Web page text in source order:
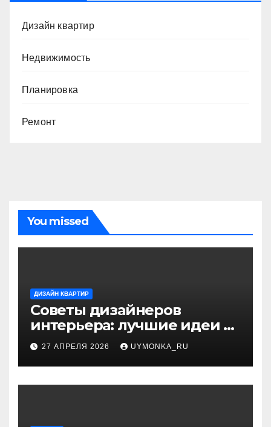
Дизайн квартир
Недвижимость
Планировка
Ремонт
You missed
ДИЗАЙН КВАРТИР
Советы дизайнеров
интерьера: лучшие идеи и
профессиональные
секреты оформления
27 АПРЕЛЯ 2026 UYMONKA_RU